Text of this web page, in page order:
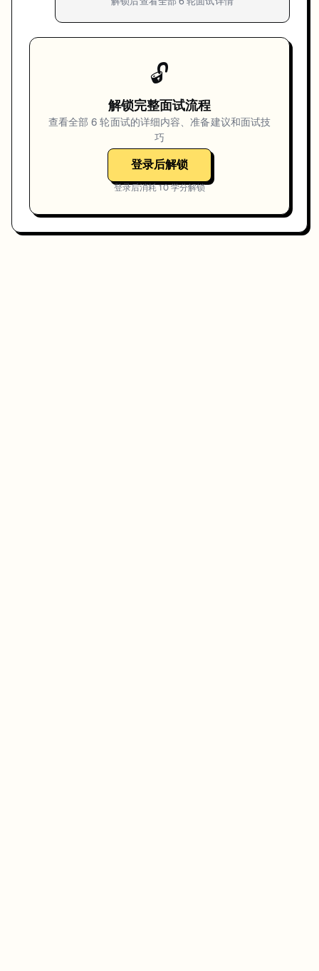
🔓
解锁完整面试流程
查看全部6 轮面试的详细内容、准备建议和面试技
巧
登录后解锁
登录后消耗10学分解锁